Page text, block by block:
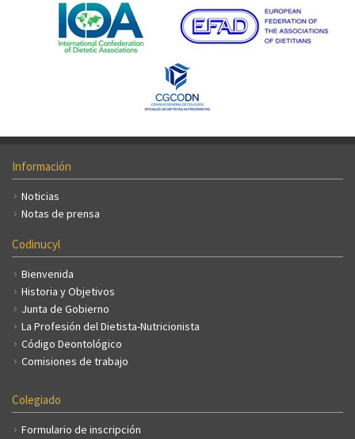
Información
Noticias
Notas de prensa
Codinucyl
Bienvenida
Historia y Objetivos
Junta de Gobierno
La Profesión del Dietista-Nutricionista
Código Deontológico
Comisiones de trabajo
Colegiado
Formulario de inscripción